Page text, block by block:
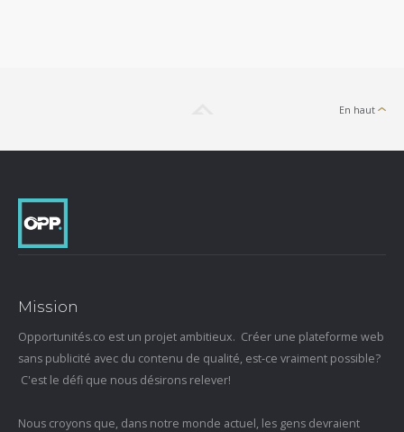
En haut
Mission
Opportunités.co est un projet ambitieux. Créer une plateforme web
sans publicité avec du contenu de qualité, est-ce vraiment possible?
C'est le défi que nous désirons relever!
Nous croyons que, dans notre monde actuel, les gens devraient